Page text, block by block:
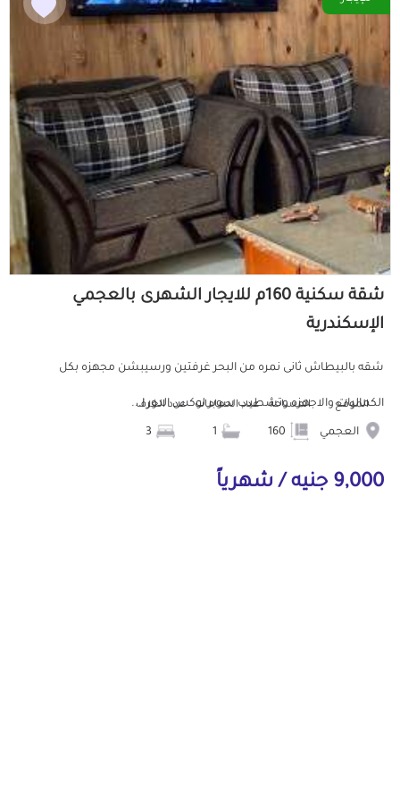
شقة سكنية 160م للايجار الشهرى بالعجمي
الإسكندرية
شقه بالبيطاش ثانى نمره من البحر غرفتين ورسيبشن مجهزه بكل
الكماليات والاجهزه وتشطيب سوبر لوكس الدور ا...
الموقع
العجمي
المساحة عدد الحمامات عدد الغرف
9,000 جنيه / شهرياً